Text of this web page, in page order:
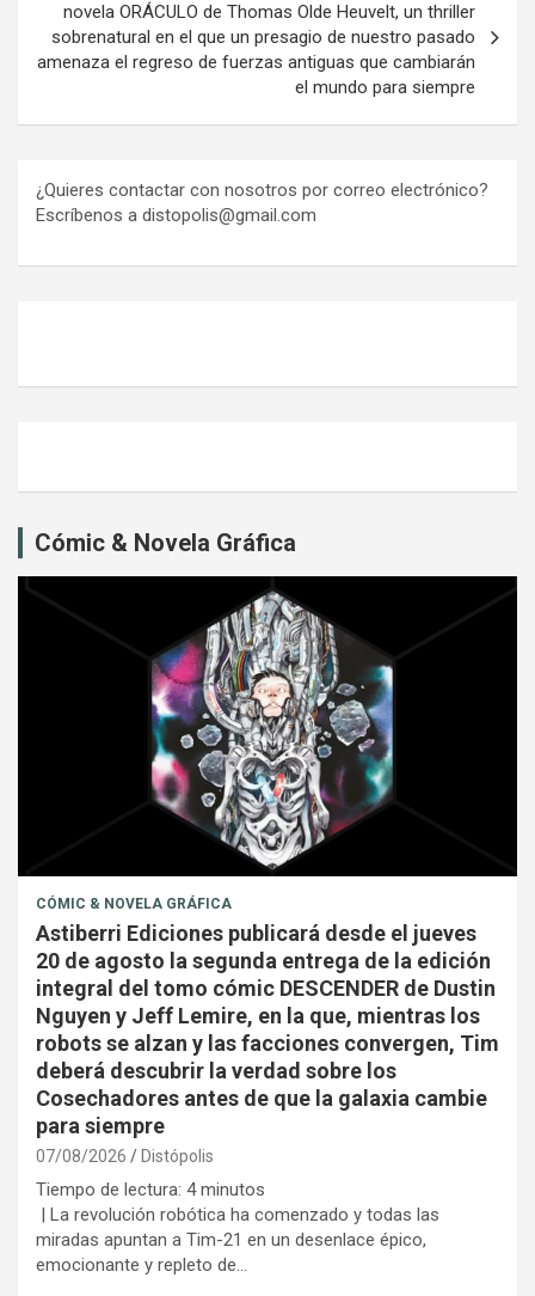
novela ORÁCULO de Thomas Olde Heuvelt, un thriller
sobrenatural en el que un presagio de nuestro pasado
amenaza el regreso de fuerzas antiguas que cambiarán
el mundo para siempre
¿Quieres contactar con nosotros por correo electrónico?
Escríbenos a distopolis@gmail.com
Cómic & Novela Gráfica
CÓMIC & NOVELA GRÁFICA
Astiberri Ediciones publicará desde el jueves
20 de agosto la segunda entrega de la edición
integral del tomo cómic DESCENDER de Dustin
Nguyen y Jeff Lemire, en la que, mientras los
robots se alzan y las facciones convergen, Tim
deberá descubrir la verdad sobre los
Cosechadores antes de que la galaxia cambie
para siempre
07/08/2026 Distópolis
Tiempo de lectura: 4 minutos
| La revolución robótica ha comenzado y todas las
miradas apuntan a Tim-21 en un desenlace épico,
emocionante y repleto de…